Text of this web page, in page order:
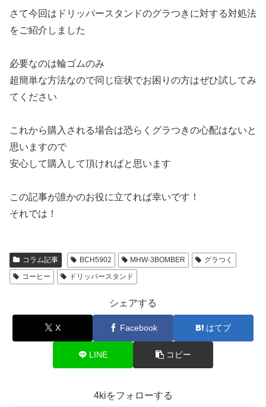
さて今回はドリッパースタンドのグラつきに対する対処法
をご紹介しました
必要なのは輪ゴムのみ
超簡単な方法なので同じ症状でお困りの方はぜひ試してみ
てください
これから購入される場合は恐らくグラつきの心配はないと
思いますので
安心して購入して頂ければと思います
この記事が誰かのお役に立てれば幸いです！
それでは！
コラム記事 BCH5902 MHW-3BOMBER
グラつく
コーヒー
ドリッパースタンド
シェアする
X Facebook はてブ
LINE コピー
4kiをフォローする